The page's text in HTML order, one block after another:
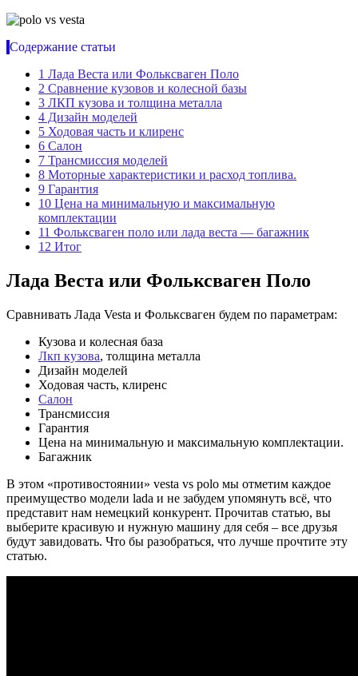
Содержание статьи
1 Лада Веста или Фольксваген Поло
2 Сравнение кузовов и колесной базы
3 ЛКП кузова и толщина металла
4 Дизайн моделей
5 Ходовая часть и клиренс
6 Салон
7 Трансмиссия моделей
8 Моторные характеристики и расход топлива.
9 Гарантия
10 Цена на минимальную и максимальную
комплектации
11 Фольксваген поло или лада веста — багажник
12 Итог
Лада Веста или Фольксваген Поло
Сравнивать Лада Vesta и Фольксваген будем по параметрам:
Кузова и колесная база
Лкп кузова, толщина металла
Дизайн моделей
Ходовая часть, клиренс
Салон
Трансмиссия
Гарантия
Цена на минимальную и максимальную комплектации.
Багажник
В этом «противостоянии» vesta vs polo мы отметим каждое
преимущество модели lada и не забудем упомянуть всё, что
представит нам немецкий конкурент. Прочитав статью, вы
выберите красивую и нужную машину для себя – все друзья
будут завидовать. Что бы разобраться, что лучше прочтите эту
статью.